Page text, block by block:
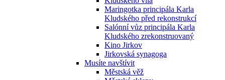
Maringotka principála Karla
Kludského před rekonstrukcí
Salónní vůz principála Karla
Kludského zrekonstruovaný
Kino Jirkov
Jirkovská synagoga
Musíte navštívit
Městská věž